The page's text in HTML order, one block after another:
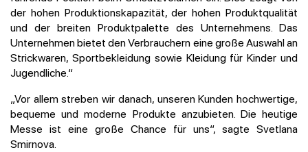
der hohen Produktionskapazität, der hohen Produktqualität
und der breiten Produktpalette des Unternehmens. Das
Unternehmen bietet den Verbrauchern eine große Auswahl an
Strickwaren, Sportbekleidung sowie Kleidung für Kinder und
Jugendliche.“
„Vor allem streben wir danach, unseren Kunden hochwertige,
bequeme und moderne Produkte anzubieten. Die heutige
Messe ist eine große Chance für uns“, sagte Svetlana
Smirnova.